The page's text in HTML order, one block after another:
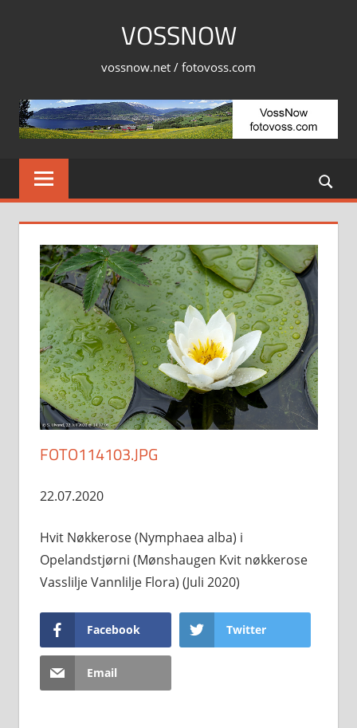
VOSSNOW
vossnow.net / fotovoss.com
FOTO114103.JPG
22.07.2020
Hvit Nøkkerose (Nymphaea alba) i
Opelandstjørni (Mønshaugen Kvit nøkkerose
Vasslilje Vannlilje Flora) (Juli 2020)
Facebook Twitter
Email